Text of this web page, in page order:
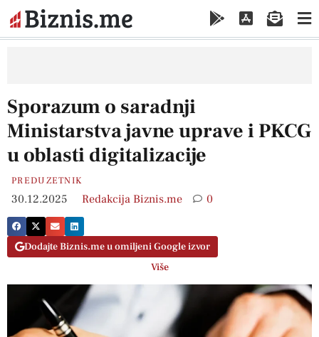
Sporazum o saradnji
Ministarstva javne uprave i PKCG
u oblasti digitalizacije
PREDUZETNIK
30.12.2025 Redakcija Biznis.me 0
Dodajte Biznis.me u omiljeni Google izvor
Više